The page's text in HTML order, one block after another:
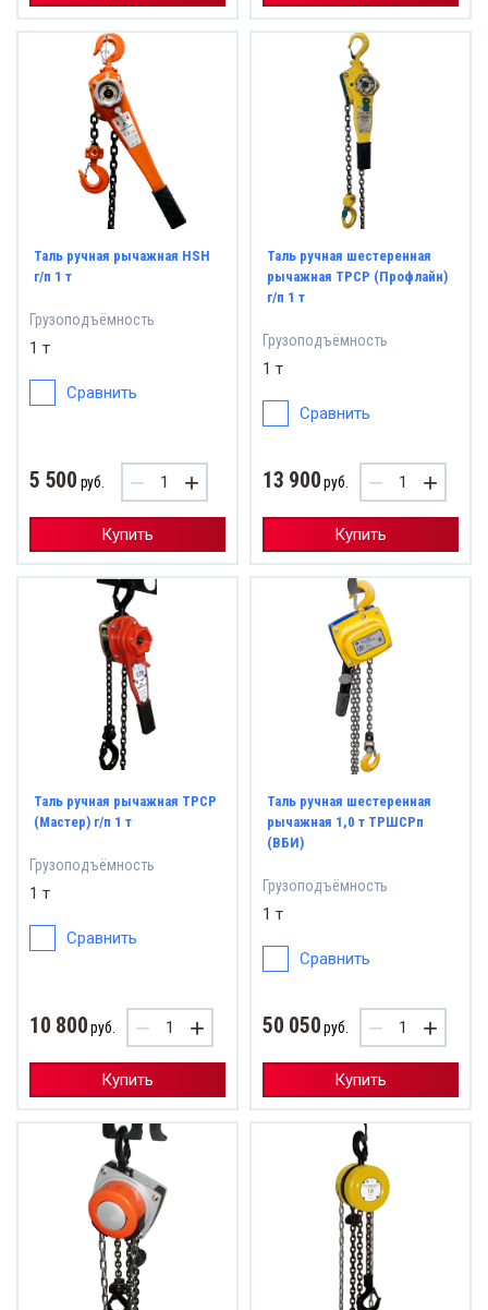
Таль ручная рычажная HSH
г/п 1 т
Грузоподъёмность
1 т
Сравнить
5 500 руб. − +
Купить
Таль ручная шестеренная
рычажная ТРСР (Профлайн)
г/п 1 т
Грузоподъёмность
1 т
Сравнить
13 900руб. − +
Купить
Таль ручная рычажная ТРСР
(Мастер) г/п 1 т
Грузоподъёмность
1 т
Сравнить
10 800руб. − +
Купить
Таль ручная шестеренная
рычажная 1,0 т ТРШСРп
(ВБИ)
Грузоподъёмность
1 т
Сравнить
50 050руб. − +
Купить